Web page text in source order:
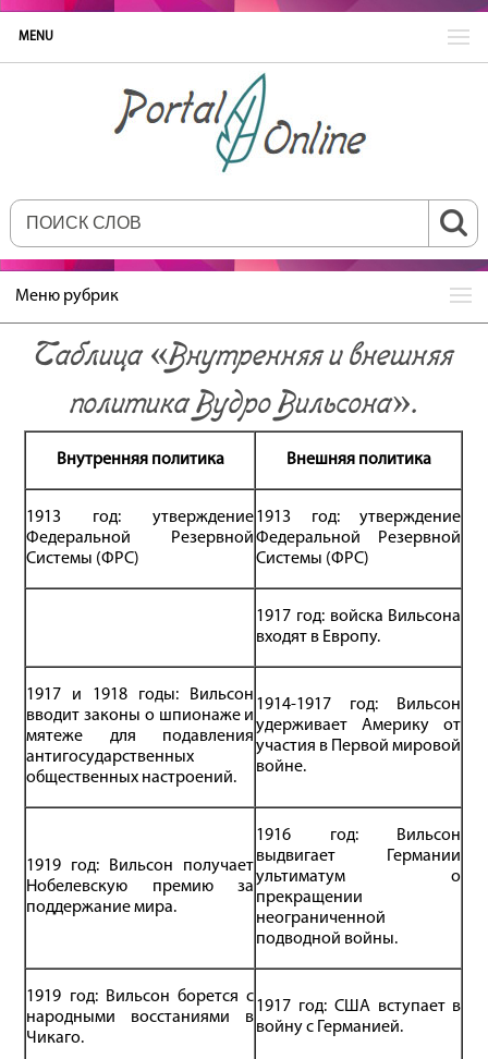
MENU
Меню рубрик
Таблица «Внутренняя и внешняя
политика Вудро Вильсона».
Внутренняя политика Внешняя политика
1913 год: утверждение
Федеральной Резервной
Системы (ФРС)
1913 год: утверждение
Федеральной Резервной
Системы (ФРС)
1917 год: войска Вильсона
входят в Европу.
1917 и 1918 годы: Вильсон
вводит законы о шпионаже и
мятеже для подавления
антигосударственных
общественных настроений.
1914-1917 год: Вильсон
удерживает Америку от
участия в Первой мировой
войне.
1919 год: Вильсон получает
Нобелевскую премию за
поддержание мира.
1916 год: Вильсон
выдвигает Германии
ультиматум о
прекращении
неограниченной
подводной войны.
1919 год: Вильсон борется с
народными восстаниями в
Чикаго.
1917 год: США вступает в
войну с Германией.